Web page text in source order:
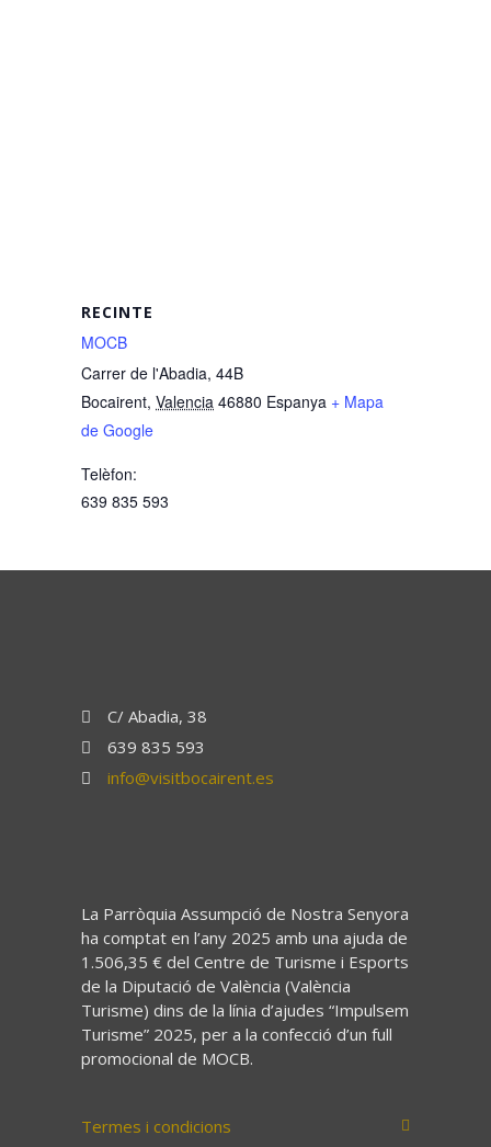
RECINTE
MOCB
Carrer de l'Abadia, 44B
Bocairent, Valencia 46880 Espanya + Mapa
de Google
Telèfon:
639 835 593
C/ Abadia, 38
639 835 593
info@visitbocairent.es
La Parròquia Assumpció de Nostra Senyora
ha comptat en l’any 2025 amb una ajuda de
1.506,35 € del Centre de Turisme i Esports
de la Diputació de València (València
Turisme) dins de la línia d’ajudes “Impulsem
Turisme” 2025, per a la confecció d’un full
promocional de MOCB.
Termes i condicions